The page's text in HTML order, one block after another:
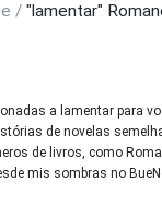
/"lamentar"
a lamentar para
de novelas
de livros, como
mis sombras no